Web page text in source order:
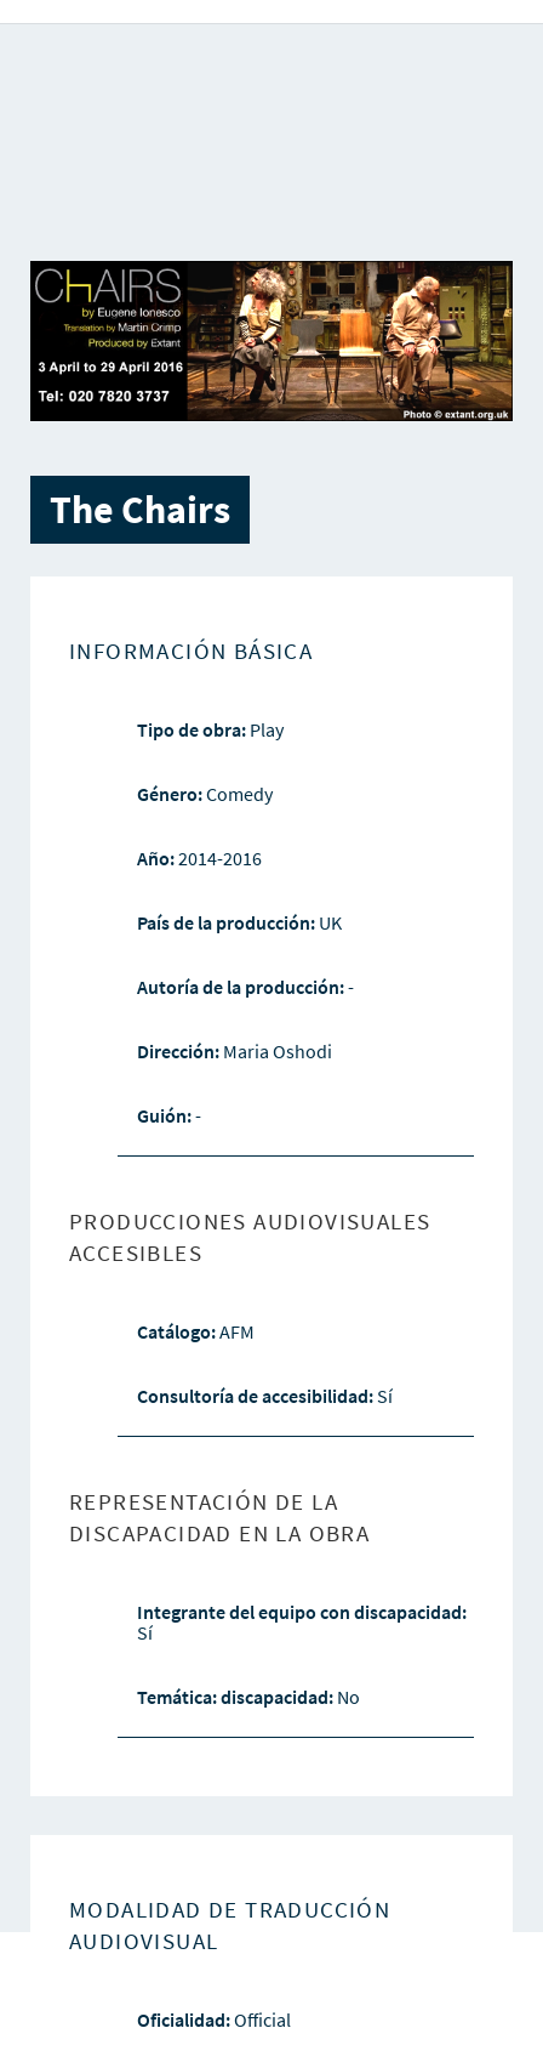
The Chairs
INFORMACIÓN BÁSICA
Tipo de obra:Play
Género:Comedy
Año:2014-2016
País de la producción: UK
Autoría de la producción:-
Dirección: Maria Oshodi
Guión:-
PRODUCCIONES AUDIOVISUALES
ACCESIBLES
Catálogo:AFM
Consultoría de accesibilidad:Sí
REPRESENTACIÓN DE LA
DISCAPACIDAD EN LA OBRA
Integrante del equipo con discapacidad:
Sí
Temática: discapacidad: No
MODALIDAD DE TRADUCCIÓN
AUDIOVISUAL
Oficialidad:Official